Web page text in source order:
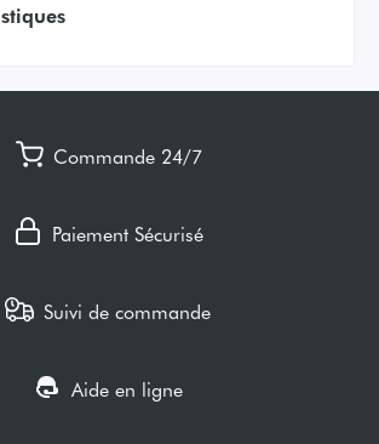
Commande 24/7
Paiement Sécurisé
Suivi de commande
Aide en ligne